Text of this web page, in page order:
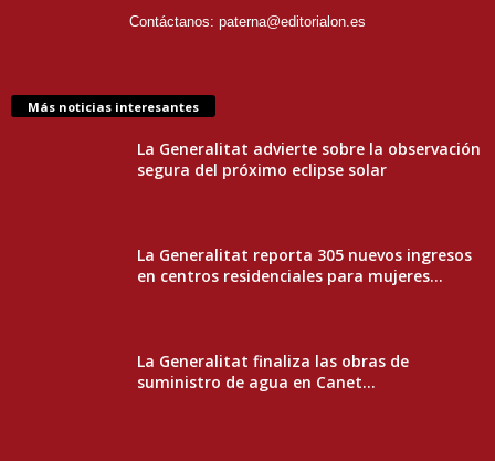
Contáctanos: paterna@editorialon.es
Más noticias interesantes
La Generalitat advierte sobre la observación
segura del próximo eclipse solar
La Generalitat reporta 305 nuevos ingresos
en centros residenciales para mujeres...
La Generalitat finaliza las obras de
suministro de agua en Canet...